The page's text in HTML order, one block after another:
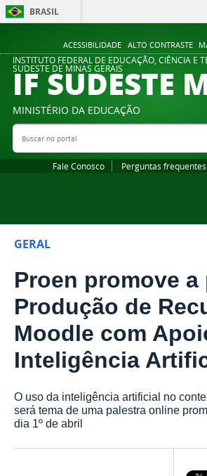
ACESSIBILIDADE ALTO CONTRASTE
BRASIL
INSTITUTO FEDERAL DE EDUCAÇÃO, CIÊNCIA E
SUDESTE DE MINAS GERAIS
IF SUDESTE
MINISTÉRIO DA EDUCAÇÃO
Buscar no portal
Fale Conosco Perguntas frequentes
GERAL
Proen promove a
Produção de
Moodle com
Inteligência
O uso da inteligência artificial no
será tema de uma palestra online
dia 1º de abril